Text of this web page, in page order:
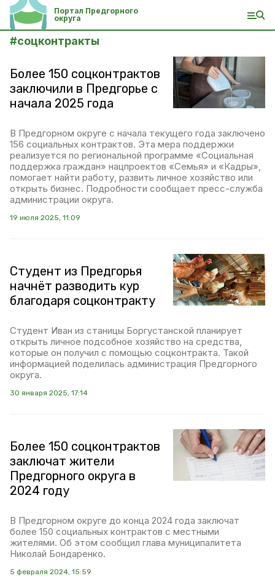
Портал Предгорного
округа
#соцконтракты
Более 150 соцконтрактов
заключили в Предгорье с
начала 2025 года
В Предгорном округе с начала текущего года заключено
156 социальных контрактов. Эта мера поддержки
реализуется по региональной программе «Социальная
поддержка граждан» нацпроектов «Семья» и «Кадры»,
помогает найти работу, развить личное хозяйство или
открыть бизнес. Подробности сообщает пресс-служба
администрации округа.
19 июля 2025, 11:09
Студент из Предгорья
начнёт разводить кур
благодаря соцконтракту
Студент Иван из станицы Боргустанской планирует
открыть личное подсобное хозяйство на средства,
которые он получил с помощью соцконтракта. Такой
информацией поделилась администрация Предгорного
округа.
30 января 2025, 17:14
Более 150 соцконтрактов
заключат жители
Предгорного округа в
2024 году
В Предгорном округе до конца 2024 года заключат
более 150 социальных контрактов с местными
жителями. Об этом сообщил глава муниципалитета
Николай Бондаренко.
5 февраля 2024, 15:59